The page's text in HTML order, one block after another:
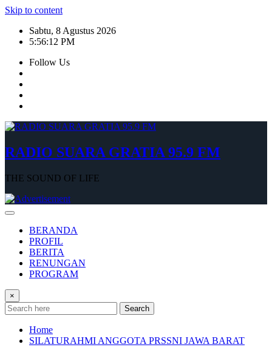
Skip to content
Sabtu, 8 Agustus 2026
5:56:13 PM
Follow Us
RADIO SUARA GRATIA 95.9 FM
THE SOUND OF LIFE
BERANDA
PROFIL
BERITA
RENUNGAN
PROGRAM
×
Search
Home
SILATURAHMI ANGGOTA PRSSNI JAWA BARAT